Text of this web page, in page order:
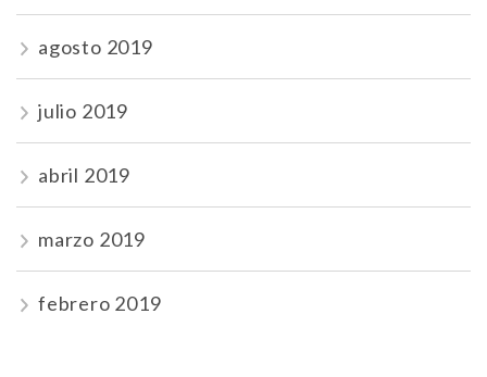
agosto 2019
julio 2019
abril 2019
marzo 2019
febrero 2019